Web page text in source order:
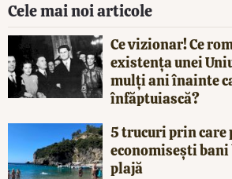
Cele mai noi articole
Ce vizionar! Ce
existența unei
mulți ani înainte
înfăptuiască?
5 trucuri prin care
economisești
plajă